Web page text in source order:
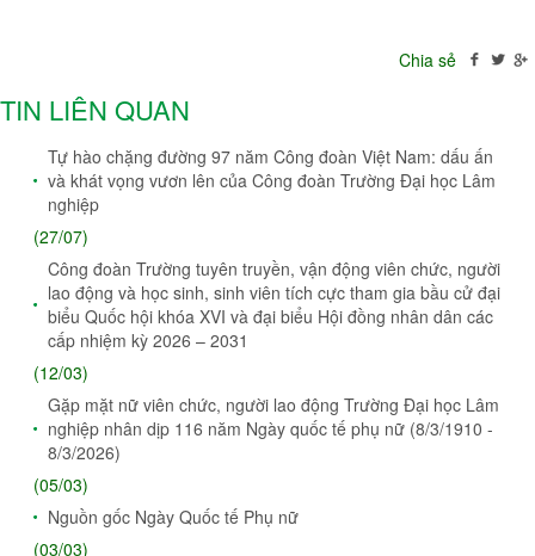
Chia sẻ
TIN LIÊN QUAN
Tự hào chặng đường 97 năm Công đoàn Việt Nam: dấu ấn
và khát vọng vươn lên của Công đoàn Trường Đại học Lâm
nghiệp
(27/07)
Công đoàn Trường tuyên truyền, vận động viên chức, người
lao động và học sinh, sinh viên tích cực tham gia bầu cử đại
biểu Quốc hội khóa XVI và đại biểu Hội đồng nhân dân các
cấp nhiệm kỳ 2026 – 2031
(12/03)
Gặp mặt nữ viên chức, người lao động Trường Đại học Lâm
nghiệp nhân dịp 116 năm Ngày quốc tế phụ nữ (8/3/1910 -
8/3/2026)
(05/03)
Nguồn gốc Ngày Quốc tế Phụ nữ
(03/03)